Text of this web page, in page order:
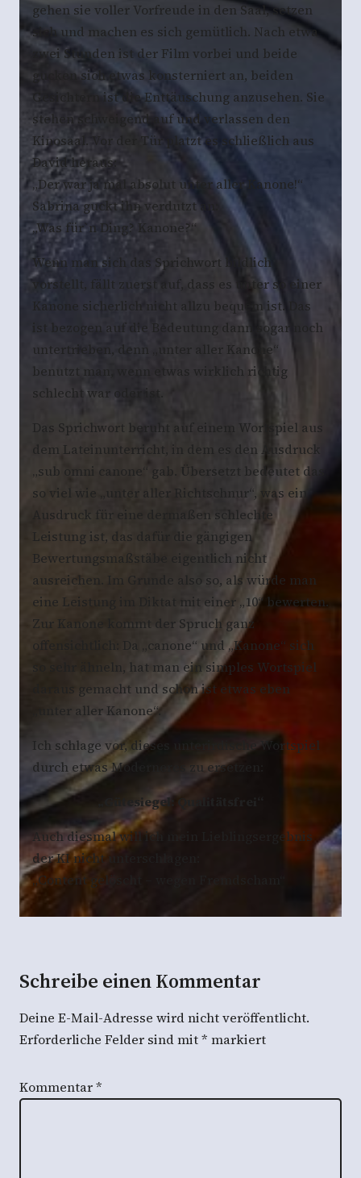
gehen sie voller Vorfreude in den Saal, setzen
sich und machen es sich gemütlich. Nach etwa
zwei Stunden ist der Film vorbei und beide
gucken sich etwas konsterniert an, beiden
Gesichtern ist die Enttäuschung anzusehen. Sie
stehen schweigend auf und verlassen den
Kinosaal. Vor der Tür platzt es schließlich aus
David heraus:
„Der war ja mal absolut unter aller Kanone!“
Sabrina guckt ihn verdutzt an:
„Was für`n Ding? Kanone?“
Wenn man sich das Sprichwort bildlich
vorstellt, fällt zuerst auf, dass es unter so einer
Kanone sicherlich nicht allzu bequem ist. Das
ist bezogen auf die Bedeutung dann sogar noch
untertrieben, denn „unter aller Kanone“
benutzt man, wenn etwas wirklich richtig
schlecht war oder ist.
Das Sprichwort beruht auf einem Wortspiel aus
dem Lateinunterricht, in dem es den Ausdruck
„sub omni canone“ gab. Übersetzt bedeutet das
so viel wie „unter aller Richtschnur“, was ein
Ausdruck für eine dermaßen schlechte
Leistung ist, das dafür die gängigen
Bewertungsmaßstäbe eigentlich nicht
ausreichen. Im Grunde also so, als würde man
eine Leistung im Diktat mit einer „10“ bewerten.
Zur Kanone kommt der Spruch ganz
offensichtlich: Da „canone“ und „Kanone“ sich
so sehr ähneln, hat man ein simples Wortspiel
daraus gemacht und schon ist etwas eben
„unter aller Kanone“.
Ich schlage vor, dieses unterirdische Wortspiel
durch etwas Moderneres zu ersetzen:
„Gütesiegel: Qualitätsfrei“
Auch diesmal will ich mein Lieblingsergebnis
der KI nicht unterschlagen:
„Content gelöscht – wegen Fremdscham“
Schreibe einen Kommentar
Deine E-Mail-Adresse wird nicht veröffentlicht.
Erforderliche Felder sind mit* markiert
Kommentar*